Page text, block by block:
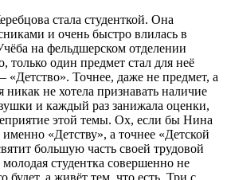
стала студенткой. Она
и очень быстро влилась в
на фельдшерском отделении
только один предмет стал для неё
«Детство». Точнее, даже не предмет, а
никак не хотела признавать наличие
и каждый раз занижала оценки,
этой темы. Ох, если бы Нина
«Детству», а точнее «Детской
большую часть своей трудовой
студентка совершенно не
будет, а живёт тем, что есть. Три с